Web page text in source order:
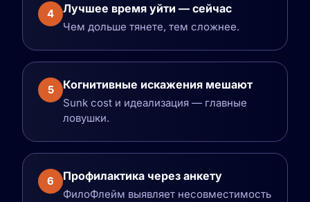
4 Лучшее время уйти — сейчас
Чем дольше тянете, тем сложнее.
5 Когнитивные искажения мешают
Sunk cost и идеализация — главные
ловушки.
6 Профилактика через анкету
ФилоФлейм выявляет несовместимость